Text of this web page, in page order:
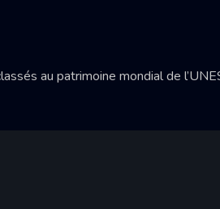
au patrimoine mondial de